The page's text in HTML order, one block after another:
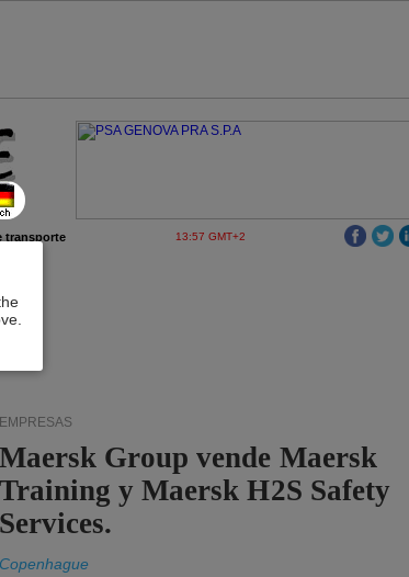
transporte 13:57 GMT+2
EMPRESAS
Maersk Group vende Maersk
Training y Maersk H2S Safety
Services.
Copenhague